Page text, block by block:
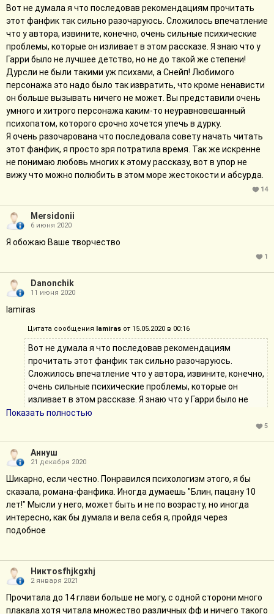
мужчины, обвиняющий Снейпа в его схожести с тёмным
лордом (о котором он, вообще-то узнал 5 минут назад). И,
конечно, Снейп, поняв, что Гарри стойко претерпел всю боль от
пытки, бросает в него Круцио ещё раз! WTF? И его
последующие вопли про пожирателей с тыканьем в лицо
метки и так далее? Что это за бредятина?! Хочется побриться
головой о стену, а лучше побить об неё автора. Как после этого
вообще можно читать дальше подобный фик и ещё писать
какие-то хвалебные отзывы? Я в шоке, товарищи...
Удивительно, что нашлись люди, которые смогли дочитать
подобное произведение до конца.
Вот не думала я что последовав рекомендациям прочитать
этот фанфик так сильно разочаруюсь. Сложилось впечатление
что у автора, извините, конечно, очень сильные психические
проблемы, которые он изливает в этом рассказе. Я знаю что у
Гарри было не лучшее детство, но не до такой же степени!
Дурсли не были такими уж психами, а Снейп! Любимого
персонажа это надо было так извратить, что кроме ненависти
он больше вызывать ничего не может. Вы представили очень
умного и хитрого персонажа каким-то неуравновешанный
психопатом, которого срочно хочется упечь в дурку.
Я очень разочарована что последовала совету начать читать
этот фанфик, я просто зря потратила время. Так же искренне
не понимаю любовь многих к этому рассказу, вот в упор не
вижу что можно полюбить в этом море жестокости и абсурда.
14
Mersidonii
6 июня 2020
Я обожаю Ваше творчество
1
Danonchik
11 июня 2020
lamiras
Цитата сообщения lamiras от 15.05.2020 в 00:16
Вот не думала я что последовав рекомендациям
прочитать этот фанфик так сильно разочаруюсь.
Сложилось впечатление что у автора, извините, конечно,
очень сильные психические проблемы, которые он
изливает в этом рассказе. Я знаю что у Гарри было не
лучшее детство, но не до такой же степени! Дурсли не
были такими уж психами, а Снейп! Любимого персонажа
больше вызывать ничего не может. Вы представили
очень умного и хитрого персонажа каким-то
неуравновешанный психопатом, которого срочно
хочется упечь в дурку.
Я очень разочарована что последовала совету начать
читать этот фанфик, я просто зря потратила время. Так
же искренне не понимаю любовь многих к этому
Как мне кажется, это личное дело автора изменять характер
персонажей и переделывать историю. Может Дурсли в книге и
фильме и не были такими жестокими, но автор в своем
Показать полностью
5
Аннуш
21 декабря 2020
Шикарно, если честно. Понравился психологизм этого, я бы
сказала, романа-фанфика. Иногда думаешь "Блин, пацану 10
лет!" Мысли у него, может быть и не по возрасту, но иногда
интересно, как бы думала и вела себя я, пройдя через
подобное
Никтоsfhjkgxhj
2 января 2021
Прочитала до 14 глави больше не могу, с одной сторони много
плакала хотя читала множество различных фф и ничего такого